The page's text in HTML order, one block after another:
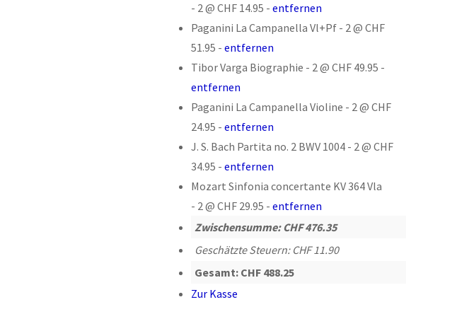
- 2 @ CHF 14.95 - entfernen
Paganini La Campanella Vl+Pf - 2 @ CHF
51.95 - entfernen
Tibor Varga Biographie - 2 @ CHF 49.95 -
entfernen
Paganini La Campanella Violine - 2 @ CHF
24.95 - entfernen
J. S. Bach Partita no. 2 BWV 1004 - 2 @ CHF
34.95 - entfernen
Mozart Sinfonia concertante KV 364 Vla
- 2 @ CHF 29.95 - entfernen
Zwischensumme:CHF 476.35
Geschätzte Steuern: CHF 11.90
Gesamt: CHF 488.25
Zur Kasse